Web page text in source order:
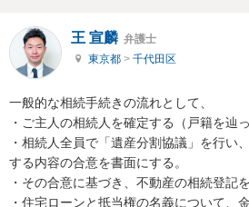
王 宣麟 弁護士
東京都 > 千代田区
一般的な相続手続きの流れとして、
・ご主人の相続人を確定する（戸籍を辿
・相続人全員で「遺産分割協議」を行い
する内容の合意を書面にする。
・その合意に基づき、不動産の相続登記
・住宅ローンと抵当権の名義について、